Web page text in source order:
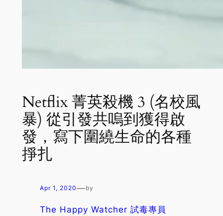
Netflix 菁英殺機 3 (名校風
暴) 從引發共嗚到獲得啟
發，寫下圍繞生命的各種
掙扎
Apr 1, 2020—by
The Happy Watcher 試毒專員